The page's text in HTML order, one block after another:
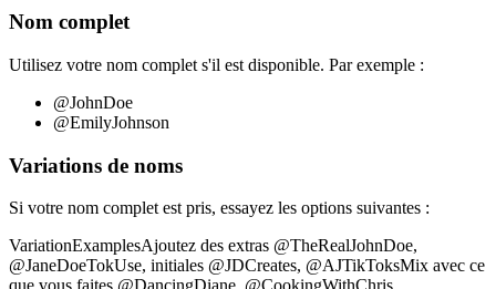
Nom complet
Utilisez votre nom complet s'il est disponible. Par exemple :
@JohnDoe
@EmilyJohnson
Variations de noms
Si votre nom complet est pris, essayez les options suivantes :
VariationExamplesAjoutez des extras @TheRealJohnDoe,
@JaneDoeTokUse, initiales @JDCreates, @AJTikToksMix avec ce